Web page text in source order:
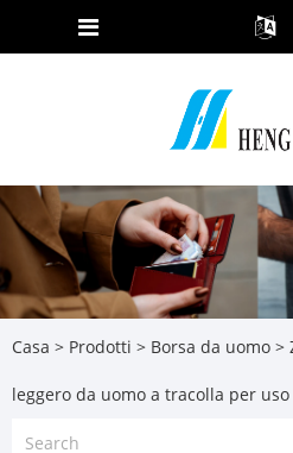
Casa > Prodotti > Borsa da uomo >
leggero da uomo a tracolla per